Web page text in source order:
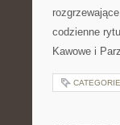
codzienne
Kawowe i